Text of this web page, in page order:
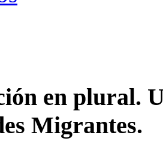
en plural.
Migrantes.